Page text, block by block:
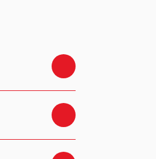
tutti i sistemi e